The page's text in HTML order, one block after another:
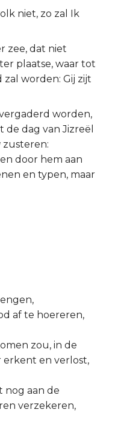
niet, zo zal Ik
zee, dat niet
plaatse, waar tot
worden: Gij zijt
worden,
dag van Jizreël
zusteren:
door hem aan
en typen, maar
af te hoereren,
zou, in de
erkent en verlost,
nog aan de
verzekeren,